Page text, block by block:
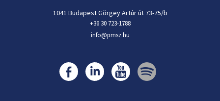
1041 Budapest Görgey Artúr út 73-75/b
+36 30 723-1788
info@pmsz.hu